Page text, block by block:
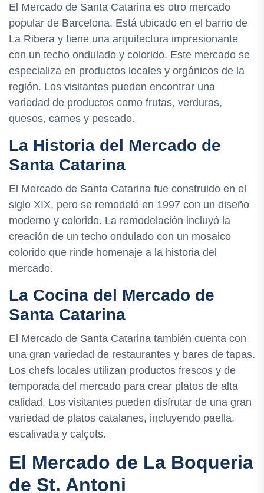
El Mercado de Santa Catarina es otro mercado
popular de Barcelona. Está ubicado en el barrio de
La Ribera y tiene una arquitectura impresionante
con un techo ondulado y colorido. Este mercado se
especializa en productos locales y orgánicos de la
región. Los visitantes pueden encontrar una
variedad de productos como frutas, verduras,
quesos, carnes y pescado.
La Historia del Mercado de
Santa Catarina
El Mercado de Santa Catarina fue construido en el
siglo XIX, pero se remodeló en 1997 con un diseño
moderno y colorido. La remodelación incluyó la
creación de un techo ondulado con un mosaico
colorido que rinde homenaje a la historia del
mercado.
La Cocina del Mercado de
Santa Catarina
El Mercado de Santa Catarina también cuenta con
una gran variedad de restaurantes y bares de tapas.
Los chefs locales utilizan productos frescos y de
temporada del mercado para crear platos de alta
calidad. Los visitantes pueden disfrutar de una gran
variedad de platos catalanes, incluyendo paella,
escalivada y calçots.
El Mercado de La Boqueria
de St. Antoni